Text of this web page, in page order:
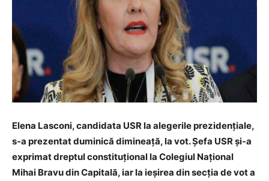
Elena Lasconi, candidata USR la alegerile prezidențiale,
s-a prezentat duminică dimineață, la vot. Șefa USR și-a
exprimat dreptul constituțional la Colegiul Național
Mihai Bravu din Capitală, iar la ieșirea din secția de vot a